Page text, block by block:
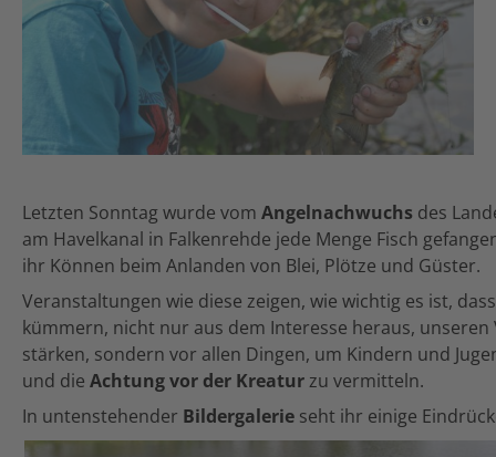
Letzten Sonntag wurde vom Angelnachwuchs des
am Havelkanal in Falkenrehde jede Menge Fisch
ihr Können beim Anlanden von Blei, Plötze und Güster.
Veranstaltungen wie diese zeigen, wie wichtig es ist,
kümmern, nicht nur aus dem Interesse heraus,
stärken, sondern vor allen Dingen, um Kindern und
und die Achtung vor der Kreatur zu vermitteln.
In untenstehender Bildergalerie seht ihr einige